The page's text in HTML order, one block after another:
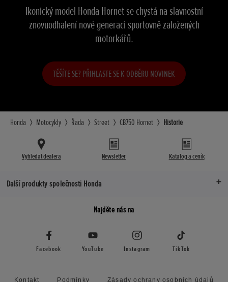
Ikonický model Honda Hornet se chystá na slavnostní
znovuodhalení nové generaci sportovně založených
motorkářů.
TĚŠÍTE SE? PŘIHLASTE SE K ODBĚRU NOVINEK
Honda Motocykly Řada Street CB750 Hornet Historie
Vyhledat dealera Newsletter Katalog a ceník
Další produkty společnosti Honda
Najděte nás na
Facebook YouTube Instagram TikTok
Kontakt Podmínky Zásady ochrany osobních údajů